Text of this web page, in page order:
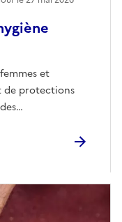
et
de protections